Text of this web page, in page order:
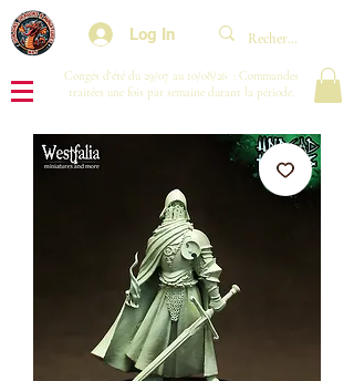
Log In
Congés d'été du 29/07 au 10/08/26 : Commandes
traitées une fois par semaine durant la période.